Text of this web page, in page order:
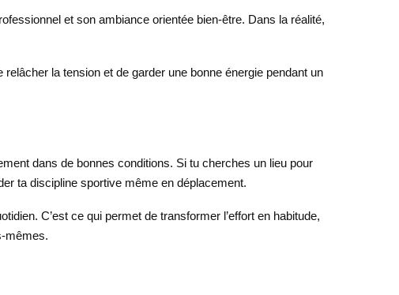
et son ambiance orientée bien-être. Dans la réalité,
la tension et de garder une bonne énergie pendant un
dans de bonnes conditions. Si tu cherches un lieu pour
ta discipline sportive même en déplacement.
C’est ce qui permet de transformer l’effort en habitude,
mêmes.